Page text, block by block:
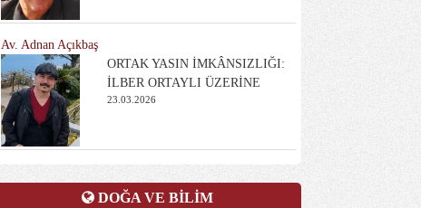
Av. Adnan Açıkbaş
ORTAK YASIN İMKÂNSIZLIĞI:
İLBER ORTAYLI ÜZERİNE
23.03.2026
DOĞA VE BİLİM